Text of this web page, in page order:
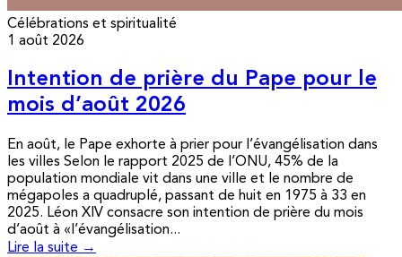
Célébrations et spiritualité
1 août 2026
Intention de prière du Pape pour le
mois d’août 2026
En août, le Pape exhorte à prier pour l’évangélisation dans
les villes Selon le rapport 2025 de l’ONU, 45% de la
population mondiale vit dans une ville et le nombre de
mégapoles a quadruplé, passant de huit en 1975 à 33 en
2025. Léon XIV consacre son intention de prière du mois
d’août à «l’évangélisation...
Lire la suite →